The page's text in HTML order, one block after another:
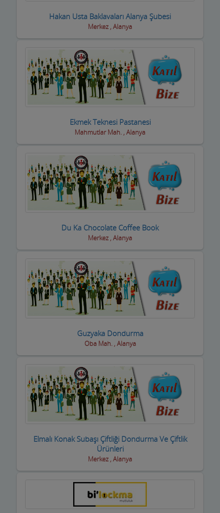
Hediyelik Eşya Firmaları
Hububatçılar
Hurdacılar
iç Giyim ve Mayo
inşaat Firmaları
inşaat Malzemeleri
inşaat ve yapı ustaları
internet Cafeler ve Oyun salonları
ithalat ihracat Firmaları
Jeneratör Sistemleri
Kahvehane Kıraathane Nargile Cafe
Kargo ve Nakliye Şirketleri
Kasaplar
Kitap ve Kırtasiyeciler
Klimacılar
Koltuk Döşeme
Kozmetik Firmaları
Kreş ve Bakımevleri
Hakan Usta Baklavaları Alanya Şubesi
Merkez , Alanya
Ekmek Teknesi Pastanesi
Mahmutlar Mah. , Alanya
Du Ka Chocolate Coffee Book
Merkez , Alanya
Guzyaka Dondurma
Oba Mah. , Alanya
Elmalı Konak Subaşı Çiftliği Dondurma Ve Çiftlik
Ürünleri
Merkez , Alanya